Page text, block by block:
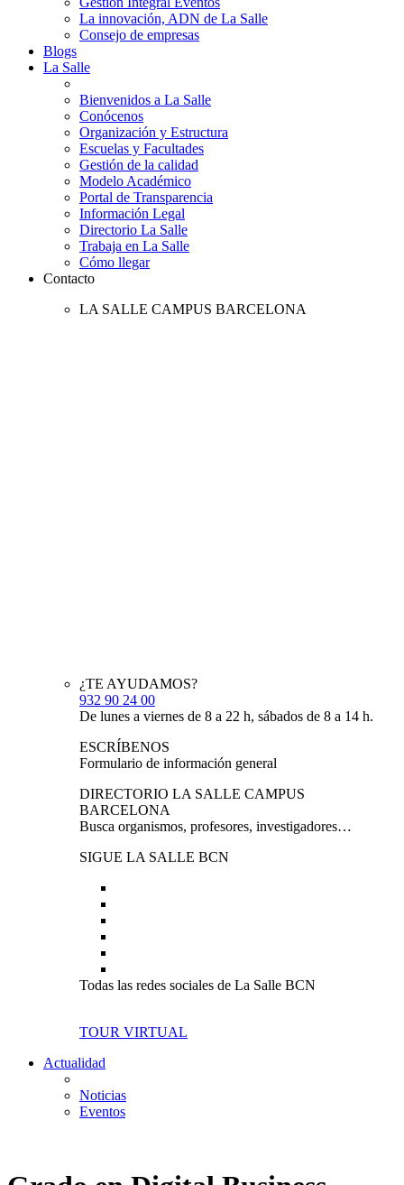
La innovación, ADN de La Salle
Consejo de empresas
Blogs
La Salle
Bienvenidos a La Salle
Conócenos
Organización y Estructura
Escuelas y Facultades
Gestión de la calidad
Modelo Académico
Portal de Transparencia
Información Legal
Directorio La Salle
Trabaja en La Salle
Cómo llegar
Contacto
LA SALLE CAMPUS BARCELONA
¿TE AYUDAMOS?
932 90 24 00
De lunes a viernes de 8 a 22 h, sábados de 8 a 14 h.
ESCRÍBENOS
Formulario de información general
DIRECTORIO LA SALLE CAMPUS
BARCELONA
Busca organismos, profesores, investigadores…
SIGUE LA SALLE BCN
Todas las redes sociales de La Salle BCN
TOUR VIRTUAL
Actualidad
Noticias
Eventos